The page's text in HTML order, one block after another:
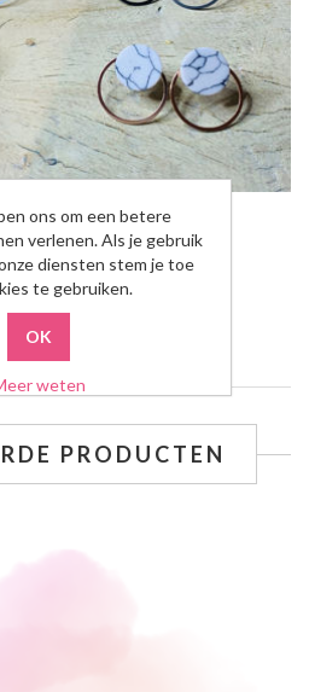
Marble
€10,00
PRODUCTEN
ons om een betere
verlenen. Als je gebruik
diensten stem je toe
te gebruiken.
weten